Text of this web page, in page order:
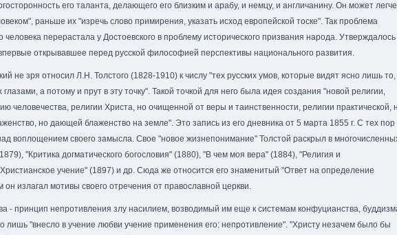
его таланта, делающего его близким и арабу, и немцу, и англичанину. Он может
раньше их "изречь слово примирения, указать исход европейской тоске". Так проблема
перерастала у Достоевского в проблему исторического призвания народа. Утверждалось
открывавшее перед русской философией перспективы национального развития.
не зря относил Л.Н. Толстого (1828-1910) к числу "тех русских умов, которые видят ясно лишь то,
а потому и прут в эту точку". Такой точкой для него была идея создания "новой религии,
человечества, религии Христа, но очищенной от веры и таинственности, религии практической,
но дающей блаженство на земле". Это запись из его дневника от 5 марта 1855 г. С тех пор
воплощением своего замысла. Свое "новое жизнепонимание" Толстой раскрыл в
"Критика догматического богословия" (1880), "В чем моя вера" (1884), "Религия и
учение" (1897) и др. Сюда же относится его знаменитый "Ответ на определение
излагал мотивы своего отречения от православной церкви.
- принцип непротивления злу насилием, возводимый им еще к системам конфуцианства,
лишь "внесло в учение любви учение применения его: непротивление". "Христу незачем было бы